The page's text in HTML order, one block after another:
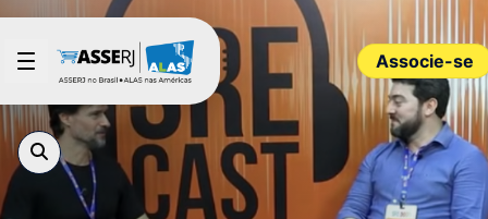
Pular para o Conteúdo principal
Associe-se